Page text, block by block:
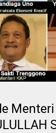
Menteri